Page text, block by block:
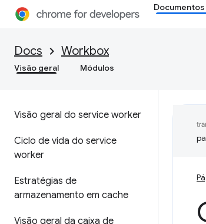
Documentos
Docs Workbox
Visão geral Módulos
Visão geral do service worker
Ciclo de vida do service
worker
Estratégias de
armazenamento em cache
Visão geral da caixa de